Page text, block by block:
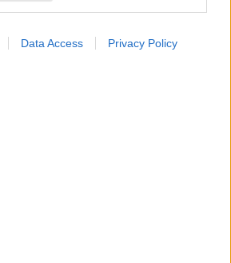
Data Access Privacy Policy